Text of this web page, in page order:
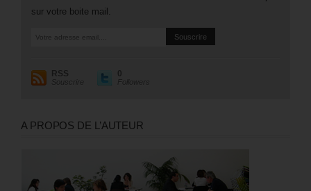
sur votre boite mail.
RSS
Souscrire
0
Followers
A PROPOS DE L’AUTEUR